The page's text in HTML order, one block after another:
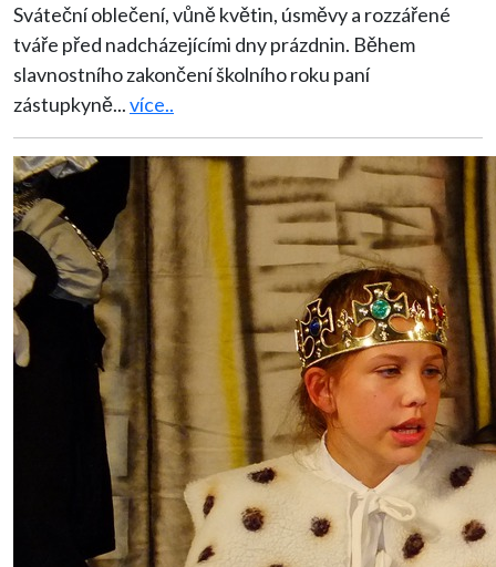
Sváteční oblečení, vůně květin, úsměvy a rozzářené
tváře před nadcházejícími dny prázdnin. Během
slavnostního zakončení školního roku paní
zástupkyně...více..